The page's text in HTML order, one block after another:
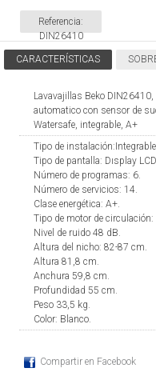
Referencia:
DIN26410
CARACTERÍSTICAS
Lavavajillas Beko
automatico con sensor de
Watersafe, integrable, A+
Tipo de
Tipo de pantalla: Dısplay
Número de programas: 6.
Número de servicios: 14.
Clase energética: A+.
Tipo de motor de circulación:
Nivel de ruido 48 dB.
Altura del nicho: 82-87 cm.
Altura 81,8 cm.
Anchura 59,8 cm.
Profundidad 55 cm.
Peso 33,5 kg.
Color: Blanco.
Compartir en Facebook